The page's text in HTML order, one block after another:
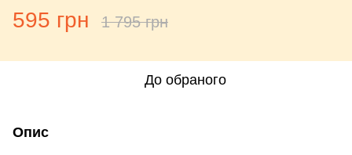
595 грн 1 795 грн
До обраного
Опис